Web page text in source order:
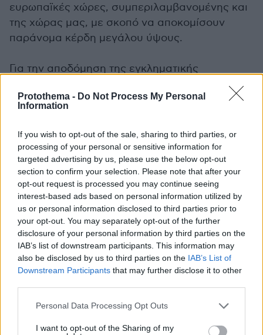
Protothema - Do Not Process My Personal
Information
If you wish to opt-out of the sale, sharing to third parties, or
processing of your personal or sensitive information for
targeted advertising by us, please use the below opt-out
section to confirm your selection. Please note that after your
opt-out request is processed you may continue seeing
interest-based ads based on personal information utilized by
us or personal information disclosed to third parties prior to
your opt-out. You may separately opt-out of the further
disclosure of your personal information by third parties on the
IAB’s list of downstream participants. This information may
also be disclosed by us to third parties on the IAB’s List of
Downstream Participants that may further disclose it to other
Please note that this website/app uses one or more Google
not limited to your visit or usage behaviour. You may click to
Personal Data Processing Opt Outs
I want to opt-out of the Sharing of my
ευρωπαϊκές χώρες, συμπεριλαμβανομένης και
της χώρας μας, με σκοπό να αποκομίσουν
παράνομα κέρδη μεγάλου ύψους.
Για την αποδόμηση της εγκληματικής
οργάνωσης αναπτύχθηκε συνεργασία με το
Γραφείο DEA της Πρεσβείας Η.Π.Α. στην
Αντιτρομοκρατική Μονάδα της Διεύθυνσης
Ειδικών Αστυνομικών Δυνάμεων και το Τμήμα
Δίωξης Ναρκωτικών του Γ’ Τελωνείου Πειραιά,
με τη συνδρομή του Τμήματος Δίωξης
Ναρκωτικών και Όπλων του Σ.Δ.Ο.Ε. και της
Διεύθυνσης Δίωξης Ναρκωτικών &
Λαθρεμπορίου του Λιμενικού Σώματος –
Ελληνικής Ακτοφυλακής.
Προηγήθηκε πολύμηνα έρευνα όπου, μέσω
δεδομένων και άλλων ανακριτικών μεθόδων,
κατέστη δυνατός ο εντοπισμός και η